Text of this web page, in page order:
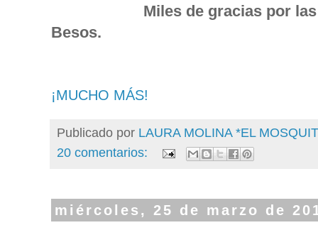
Miles de gracias por
Besos.
¡MUCHO MÁS!
Publicado por LAURA MOLINA *EL
20 comentarios:
miércoles, 25 de marzo de